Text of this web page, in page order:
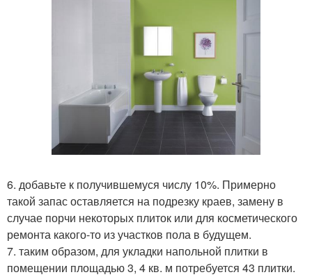
6. добавьте к получившемуся числу 10%. Примерно
такой запас оставляется на подрезку краев, замену в
случае порчи некоторых плиток или для косметического
ремонта какого-то из участков пола в будущем.
7. таким образом, для укладки напольной плитки в
помещении площадью 3, 4 кв. м потребуется 43 плитки.